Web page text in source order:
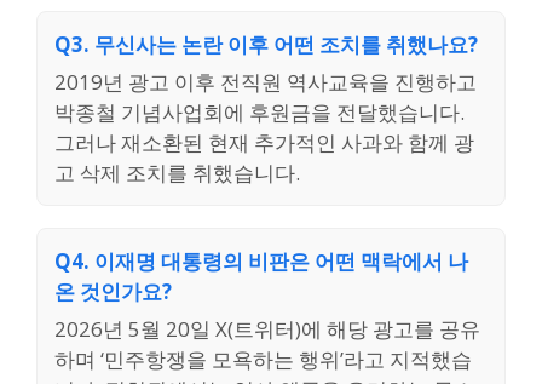
Q3. 무신사는 논란 이후 어떤 조치를 취했나요?
2019년 광고 이후 전직원 역사교육을 진행하고
박종철 기념사업회에 후원금을 전달했습니다.
그러나 재소환된 현재 추가적인 사과와 함께 광
고 삭제 조치를 취했습니다.
Q4. 이재명 대통령의 비판은 어떤 맥락에서 나
온 것인가요?
2026년 5월 20일 X(트위터)에 해당 광고를 공유
하며 ‘민주항쟁을 모욕하는 행위’라고 지적했습